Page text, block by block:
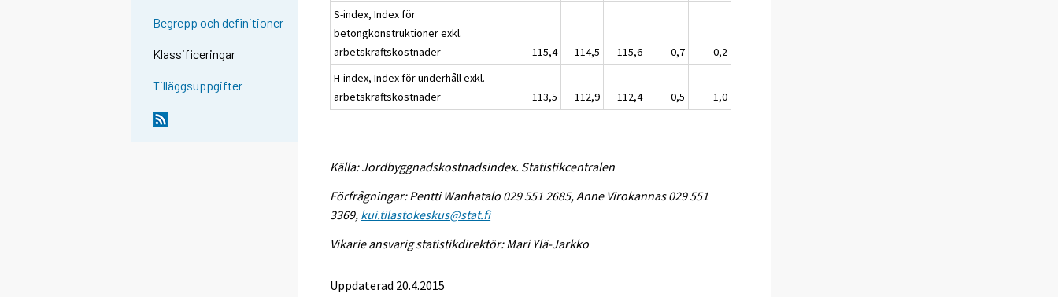
Begrepp och definitioner
Klassificeringar
Tilläggsuppgifter
S-index, Index för
betongkonstruktioner exkl.
arbetskraftskostnader
115,4 114,5 115,6 0,7
-0,2
H-index, Index för underhåll exkl.
arbetskraftskostnader
113,5 112,9 112,4 0,5 1,0
Källa: Jordbyggnadskostnadsindex. Statistikcentralen
Förfrågningar: Pentti Wanhatalo 029 551 2685, Anne Virokannas 029 551
3369, kui.tilastokeskus@stat.fi
Vikarie ansvarig statistikdirektör: Mari Ylä-Jarkko
Uppdaterad 20.4.2015